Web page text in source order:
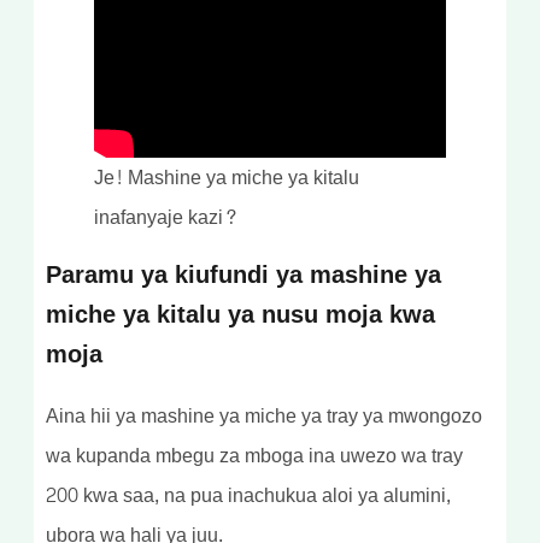
Je! Mashine ya miche ya kitalu
inafanyaje kazi?
Paramu ya kiufundi ya mashine ya
miche ya kitalu ya nusu moja kwa
moja
Aina hii ya mashine ya miche ya tray ya mwongozo
wa kupanda mbegu za mboga ina uwezo wa tray
200 kwa saa, na pua inachukua aloi ya alumini,
ubora wa hali ya juu.